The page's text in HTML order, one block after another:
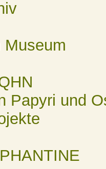
Museum
Papyri und